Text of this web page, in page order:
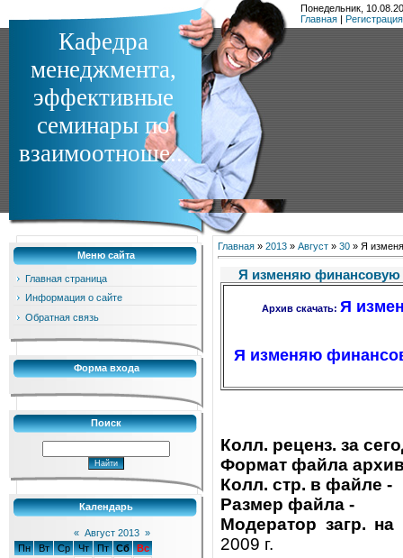
Понедельник,
Главная | Регистрация
Кафедра
менеджмента,
эффективные
семинары по
взаимоотноше...
Меню сайта
Главная страница
Информация о сайте
Обратная связь
Форма входа
Поиск
Календарь
« Август 2013 »
Пн
Вт Ср Чт Пт Сб
Вс
Главная » 2013 » Август » 30 » Я
Я изменяю финансовую
Архив скачать: Я
Я изменяю
Колл. реценз. за
Формат файла
Колл. стр. в файле -
Размер файла -
Модератор загр.
2009 г.